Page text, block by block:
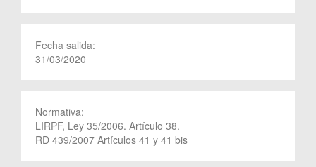
Fecha salida:
31/03/2020
Normativa:
LIRPF, Ley 35/2006. Artículo 38.
RD 439/2007 Artículos 41 y 41 bis